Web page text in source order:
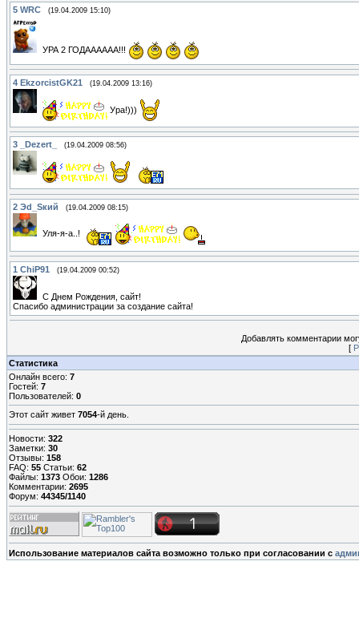
5 WRC (19.04.2009 15:10)
УРА 2 ГОДАААААА!!!
4 EkzorcistGK21 (19.04.2009 13:16)
Ура!)))
3 _Dezert_ (19.04.2009 08:56)
2 Эd_Sкий (19.04.2009 08:15)
Уля-я-а..!
1 ChiP91 (19.04.2009 00:52)
С Днем Рождения, сайт!
Спасибо администрации за создание сайта!
Добавлять комментарии
[
Статистика
Онлайн всего: 7
Гостей: 7
Пользователей: 0
Этот сайт живет 7054-й день.
Новости: 322
Заметки: 30
Отзывы: 158
FAQ: 55 Статьи: 62
Файлы: 1373 Обои: 1286
Комментарии: 2695
Форум: 44345/1140
Использование материалов сайта возможно только при согласовании с